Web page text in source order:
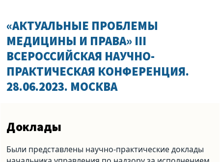
«АКТУАЛЬНЫЕ ПРОБЛЕМЫ
МЕДИЦИНЫ И ПРАВА» III
ВСЕРОССИЙСКАЯ НАУЧНО-
ПРАКТИЧЕСКАЯ КОНФЕРЕНЦИЯ.
28.06.2023. МОСКВА
Доклады
Были представлены научно-практические доклады